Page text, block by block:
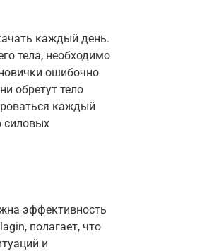
каждый день.
тела, необходимо
ошибочно
обретут тело
каждый
силовых
эффективность
полагает, что
и